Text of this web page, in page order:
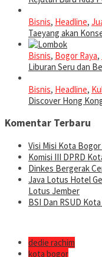
Bisnis, Headline,
Taeyang akan
Bisnis, Bogor Raya,
Liburan Seru dan
Bisnis, Headline,
Discover Hong
Komentar Terbaru
Visi Misi Kota
Komisi III DPRD
Dinkes Bergerak
Java Lotus Hotel
Lotus Jember
BSI Dan RSUD
dedie rachim
kota bogor